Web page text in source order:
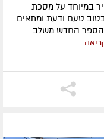
במיוחד על מסכת
טעם ודעת ומתאים
​הספר החדש משלב